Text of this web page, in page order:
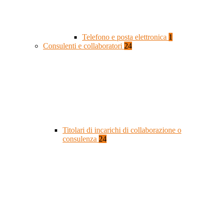
Telefono e posta elettronica 1
Consulenti e collaboratori 24
Titolari di incarichi di collaborazione o
consulenza 24